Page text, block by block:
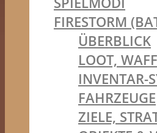
FIRESTORM
ÜBERBLICK
LOOT,
INVENTAR-
FAHRZEUGE
ZIELE,